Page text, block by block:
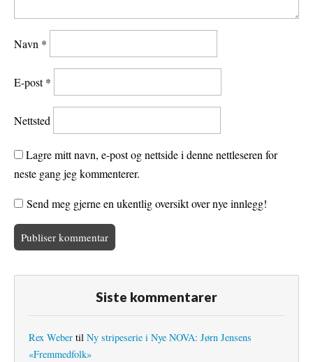
Navn *
E-post*
Nettsted
Lagre mitt navn, e-post og nettside i denne nettleseren for
neste gang jeg kommenterer.
Send meg gjerne en ukentlig oversikt over nye innlegg!
Siste kommentarer
Rex Weber til Ny stripeserie i Nye NOVA: Jørn Jensens
«Fremmedfolk»